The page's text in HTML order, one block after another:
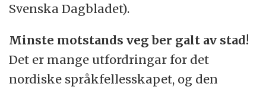
Svenska Dagbladet).
Minste motstands veg ber galt av stad!
Det er mange utfordringar for det
nordiske språkfellesskapet, og den